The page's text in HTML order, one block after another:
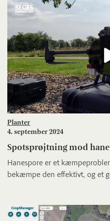
Planter
4. september 2024
Spotsprøjtning mod
Hanespore er et
bekæmpe den effektivt, og et